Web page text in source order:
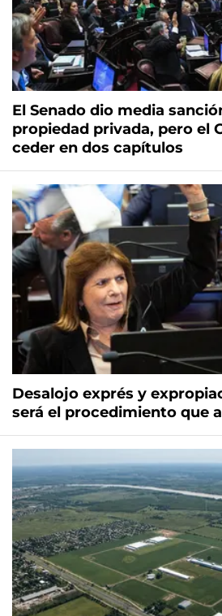
El Senado dio media
propiedad privada, pero el
ceder en dos capítulos
Desalojo exprés y
será el procedimiento que